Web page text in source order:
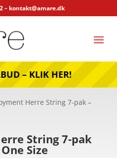
– kontakt@amare.dk
– KLIK HER!
Herre String 7-pak –
String 7-pak
Size